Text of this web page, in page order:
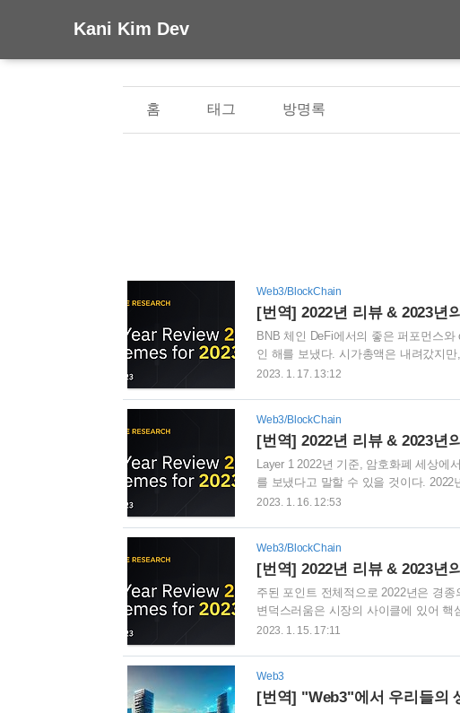
Kani Kim Dev
홈 태그 방명록
Web3/BlockChain
[번역] 2022년 리뷰 & 2023년
BNB 체인 DeFi에서의 좋은 퍼포먼스
인 해를 보냈다. 시가총액은 내려갔지
~55%하락할때, 이더리움(-67%),
적인 상승세를 이어왔으며, 지난 5월까
승세를 보였다. 사실, BNB..
2023. 1. 17. 13:12
Web3/BlockChain
[번역] 2022년 리뷰 & 2023년
Layer 1 2022년 기준, 암호화폐 세상에
를 보냈다고 말할 수 있을 것이다.
Proof-of-Work("PoW, 작업 증명 방식")
시장 점유율을 얻었으며, 솔라나는
2023. 1. 16. 12:53
Web3/BlockChain
[번역] 2022년 리뷰 & 2023년
주된 포인트 전체적으로 2022년은 경
변덕스러움은 시장의 사이클에 있어
다, 그리고 우리는 조심스럽게 낙관적
게 있어서는 아주 강력한 유입이 있던
동안 (이더리움으..
2023. 1. 15. 17:11
Web3
[번역] "Web3"에서 우리들의